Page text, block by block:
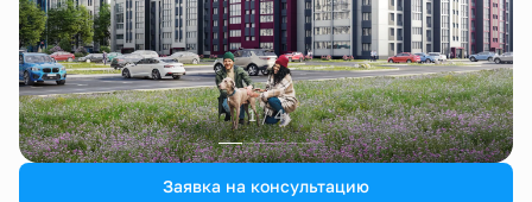
1 / 4
Заявка на консультацию